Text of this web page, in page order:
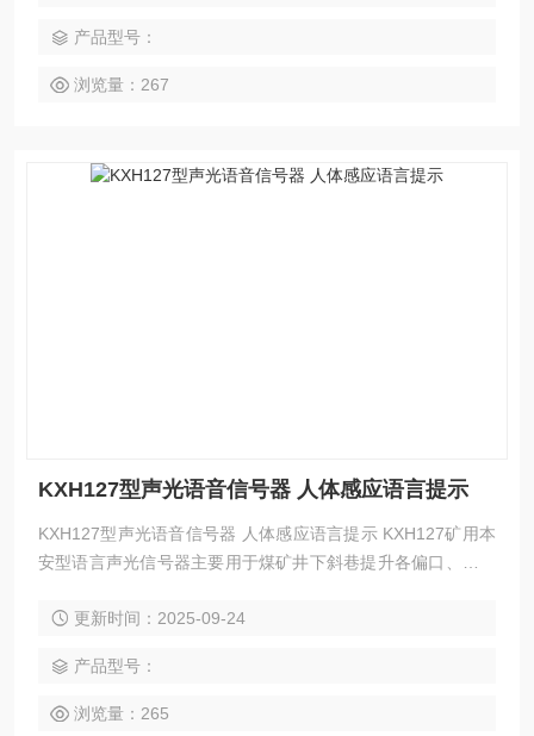
产品型号：
浏览量：267
KXH127型声光语音信号器 人体感应语言提示
KXH127型声光语音信号器 人体感应语言提示 KXH127矿用本
安型语言声光信号器主要用于煤矿井下斜巷提升各偏口、上下
更新时间：2025-09-24
产品型号：
浏览量：265